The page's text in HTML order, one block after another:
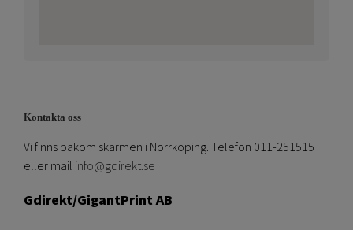
Kontakta oss
Vi finns bakom skärmen i Norrköping. Telefon 011-251515
eller mail info@gdirekt.se
Gdirekt/GigantPrint AB